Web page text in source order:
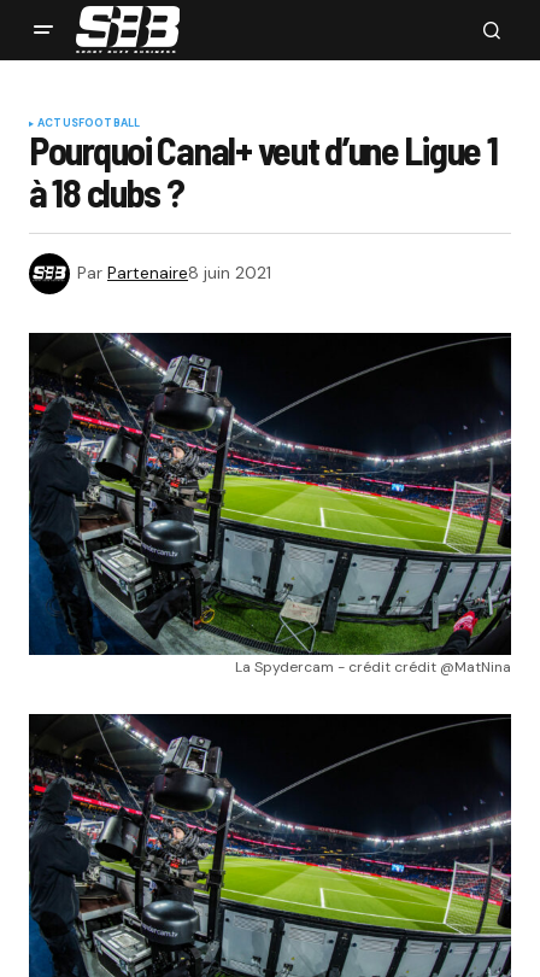
ACTUSFOOTBALL
Pourquoi Canal+ veut d’une Ligue 1
à 18 clubs ?
Par Partenaire8 juin 2021
La Spydercam - crédit crédit @MatNina